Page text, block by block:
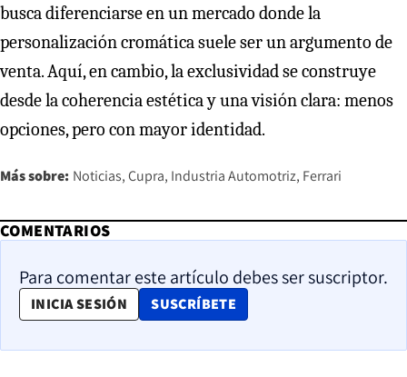
busca diferenciarse en un mercado donde la
personalización cromática suele ser un argumento de
venta. Aquí, en cambio, la exclusividad se construye
desde la coherencia estética y una visión clara: menos
opciones, pero con mayor identidad.
Más sobre: Noticias Cupra Industria Automotriz Ferrari
COMENTARIOS
Para comentar este artículo debes ser suscriptor.
INICIA SESIÓN SUSCRÍBETE
OPENS IN NEW WINDOW